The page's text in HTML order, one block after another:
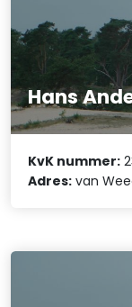
Hans
KvK nummer:
Adres: van